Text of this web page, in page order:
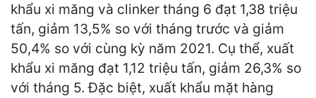
khẩu xi măng và clinker tháng 6 đạt 1,38 triệu
tấn, giảm 13,5% so với tháng trước và giảm
50,4% so với cùng kỳ năm 2021. Cụ thể, xuất
khẩu xi măng đạt 1,12 triệu tấn, giảm 26,3% so
với tháng 5. Đặc biệt, xuất khẩu mặt hàng